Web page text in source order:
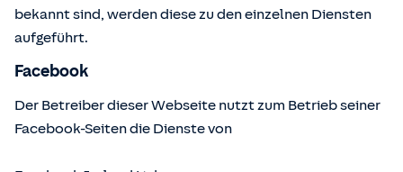
bekannt sind, werden diese zu den einzelnen Diensten
aufgeführt.
Facebook
Der Betreiber dieser Webseite nutzt zum Betrieb seiner
Facebook-Seiten die Dienste von